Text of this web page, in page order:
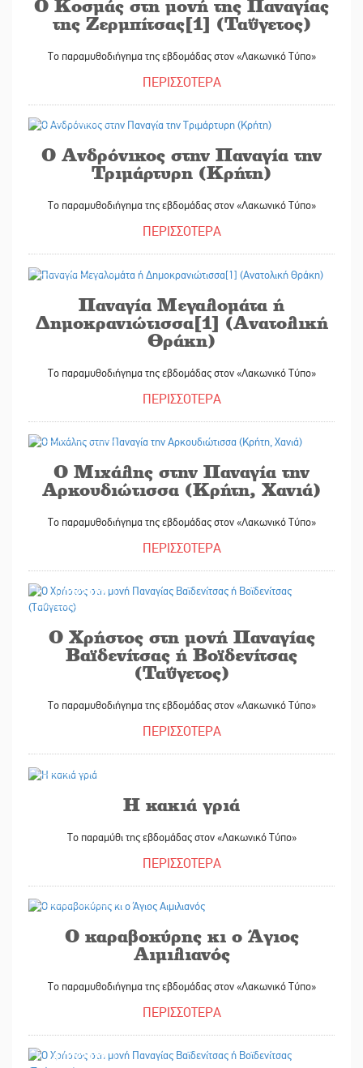
Ο Κοσμάς στη μονή της Παναγίας
της Ζερμπίτσας[1] (Ταΰγετος)
Το παραμυθοδιήγημα της εβδομάδας στον «Λακωνικό Τύπο»
ΠΕΡΙΣΣΟΤΕΡΑ
Ο Ανδρόνικος στην Παναγία την
Τριμάρτυρη (Κρήτη)
Το παραμυθοδιήγημα της εβδομάδας στον «Λακωνικό Τύπο»
ΠΕΡΙΣΣΟΤΕΡΑ
Παναγία Μεγαλομάτα ή
Δημοκρανιώτισσα[1] (Ανατολική
Θράκη)
Το παραμυθοδιήγημα της εβδομάδας στον «Λακωνικό Τύπο»
ΠΕΡΙΣΣΟΤΕΡΑ
Ο Μιχάλης στην Παναγία την
Αρκουδιώτισσα (Κρήτη, Χανιά)
Το παραμυθοδιήγημα της εβδομάδας στον «Λακωνικό Τύπο»
ΠΕΡΙΣΣΟΤΕΡΑ
11/03/2022
Ο Χρήστος στη μονή Παναγίας
Βαϊδενίτσας ή Βοϊδενίτσας
(Ταΰγετος)
Το παραμυθοδιήγημα της εβδομάδας στον «Λακωνικό Τύπο»
ΠΕΡΙΣΣΟΤΕΡΑ
Η κακιά γριά
Το παραμύθι της εβδομάδας στον «Λακωνικό Τύπο»
ΠΕΡΙΣΣΟΤΕΡΑ
Ο καραβοκύρης κι ο Άγιος
Αιμιλιανός
Το παραμυθοδιήγημα της εβδομάδας στον «Λακωνικό Τύπο»
ΠΕΡΙΣΣΟΤΕΡΑ
18/02/2022